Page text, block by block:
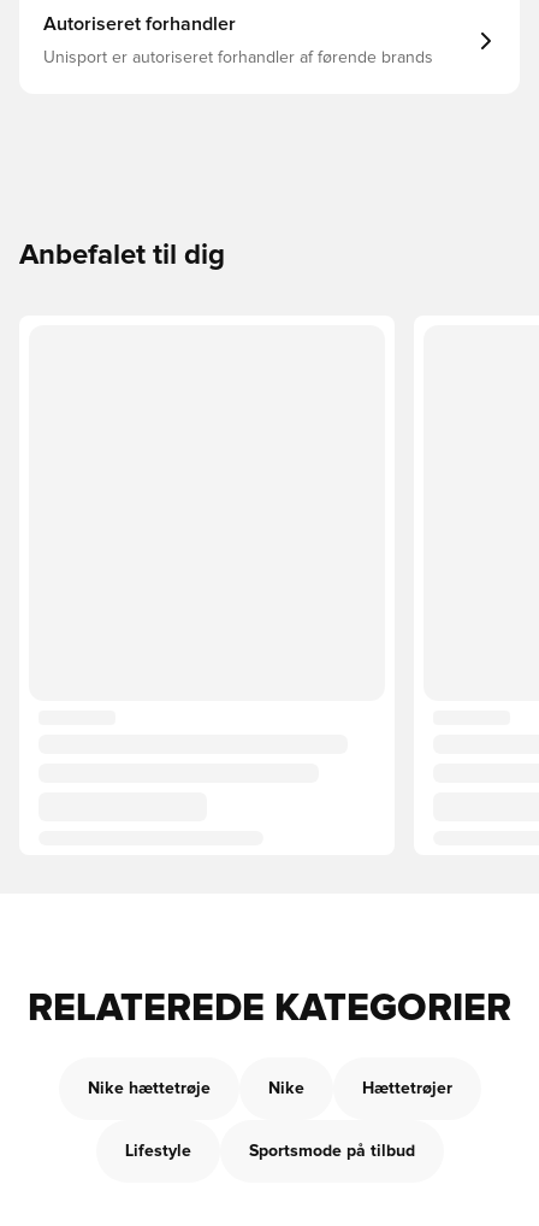
Autoriseret forhandler
Unisport er autoriseret forhandler af førende brands
Anbefalet til dig
RELATEREDE KATEGORIER
Nike hættetrøje Nike Hættetrøjer
Lifestyle Sportsmode på tilbud